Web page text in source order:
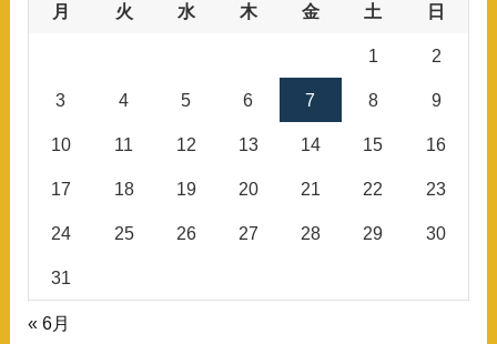
月 火 水 木 金 土 日
1 2
3 4 5 6 7 8 9
10 11 12 13 14 15 16
17 18 19 20 21 22 23
24 25 26 27 28 29 30
31
« 6月